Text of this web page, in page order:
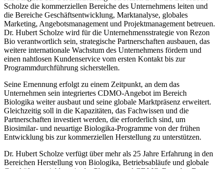
Scholze die kommerziellen Bereiche des Unternehmens leiten und
die Bereiche Geschäftsentwicklung, Marktanalyse, globales
Marketing, Angebotsmanagement und Projektmanagement betreuen.
Dr. Hubert Scholze wird für die Unternehmensstrategie von Rezon
Bio verantwortlich sein, strategische Partnerschaften ausbauen, das
weitere internationale Wachstum des Unternehmens fördern und
einen nahtlosen Kundenservice vom ersten Kontakt bis zur
Programmdurchführung sicherstellen.
Seine Ernennung erfolgt zu einem Zeitpunkt, an dem das
Unternehmen sein integriertes CDMO-Angebot im Bereich
Biologika weiter ausbaut und seine globale Marktpräsenz erweitert.
Gleichzeitig soll in die Kapazitäten, das Fachwissen und die
Partnerschaften investiert werden, die erforderlich sind, um
Biosimilar- und neuartige Biologika-Programme von der frühen
Entwicklung bis zur kommerziellen Herstellung zu unterstützen.
Dr. Hubert Scholze verfügt über mehr als 25 Jahre Erfahrung in den
Bereichen Herstellung von Biologika, Betriebsabläufe und globale